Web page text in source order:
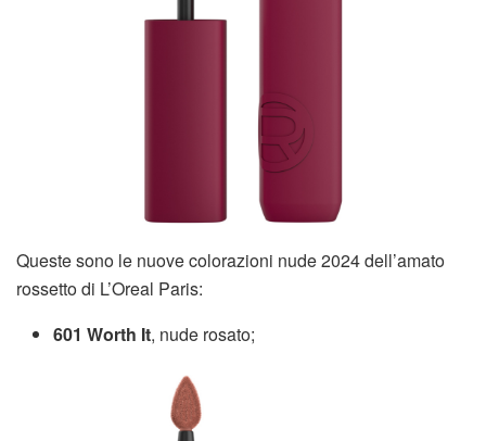
Queste sono le nuove colorazioni nude 2024 dell’amato
rossetto di L’Oreal Paris:
601 Worth It, nude rosato;